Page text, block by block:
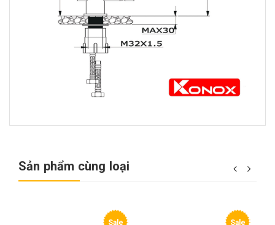
Sản phẩm cùng loại
Sale Sale